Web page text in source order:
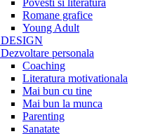
Povesti si literatura
Romane grafice
Young Adult
DESIGN
Dezvoltare personala
Coaching
Literatura motivationala
Mai bun cu tine
Mai bun la munca
Parenting
Sanatate